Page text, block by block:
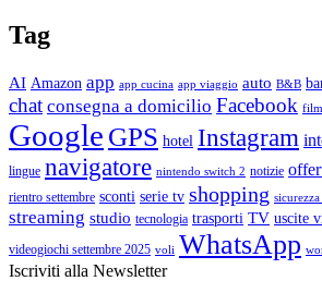
Tag
AI Amazon app app cucina app viaggio auto B&B
chat consegna a domicilio Facebook film
Google GPS hotel Instagram
lingue navigatore nintendo switch 2 notizie
rientro settembre sconti serie tv shopping
streaming studio tecnologia trasporti TV uscite
videogiochi settembre 2025 voli WhatsApp
Iscriviti alla Newsletter